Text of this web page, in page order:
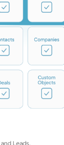
Leads.